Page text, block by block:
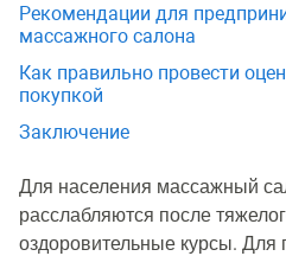
Для населения массажный
расслабляются после
оздоровительные курсы. Для
Рекомендации для
массажного салона
Как правильно провести
покупкой
Заключение